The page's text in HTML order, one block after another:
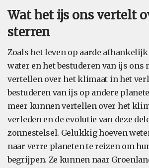
Wat het ijs ons vertelt
sterren
Zoals het leven op aarde
water en het bestuderen van ijs ons
vertellen over het klimaat in het
bestuderen van ijs op andere
meer kunnen vertellen over het
verleden en de evolutie van deze
zonnestelsel. Gelukkig hoeven
naar verre planeten te reizen om
begrijpen. Ze kunnen naar